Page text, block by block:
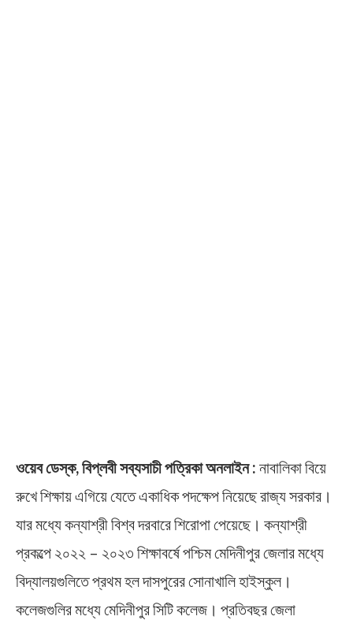
ওয়েব ডেস্ক, বিপ্লবী সব্যসাচী পত্রিকা অনলাইন : নাবালিকা বিয়ে
রুখে শিক্ষায় এগিয়ে যেতে একাধিক পদক্ষেপ নিয়েছে রাজ্য সরকার।
যার মধ্যে কন্যাশ্রী বিশ্ব দরবারে শিরোপা পেয়েছে। কন্যাশ্রী
প্রকল্পে ২০২২ – ২০২৩ শিক্ষাবর্ষে পশ্চিম মেদিনীপুর জেলার মধ্যে
বিদ্যালয়গুলিতে প্রথম হল দাসপুরের সোনাখালি হাইস্কুল।
কলেজগুলির মধ্যে মেদিনীপুর সিটি কলেজ। প্রতিবছর জেলা